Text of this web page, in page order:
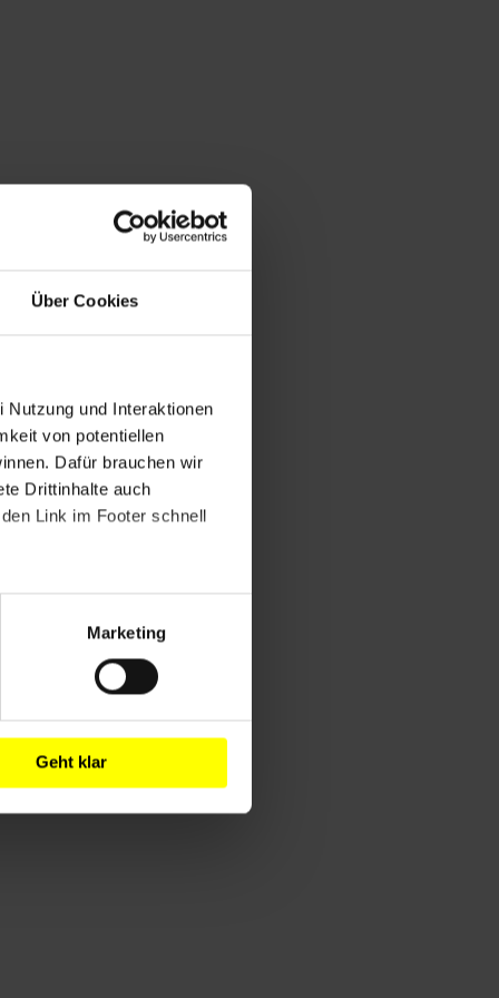
Über Cookies
Nutzung und Interaktionen
von potentiellen
Dafür brauchen wir
Drittinhalte auch
Link im Footer schnell
Marketing
Geht klar